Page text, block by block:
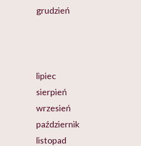
grudzień
lipiec
sierpień
wrzesień
październik
listopad